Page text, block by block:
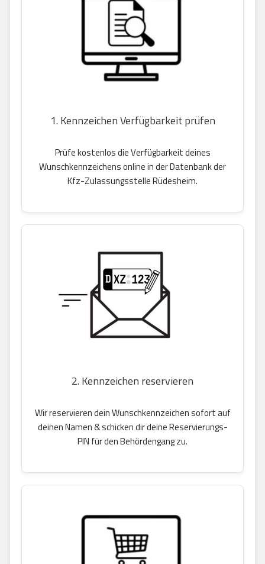
1. Kennzeichen Verfügbarkeit prüfen
Prüfe kostenlos die Verfügbarkeit deines
Wunschkennzeichens online in der Datenbank der
Kfz-Zulassungsstelle Rüdesheim.
2. Kennzeichen reservieren
Wir reservieren dein Wunschkennzeichen sofort auf
deinen Namen & schicken dir deine Reservierungs-
PIN für den Behördengang zu.